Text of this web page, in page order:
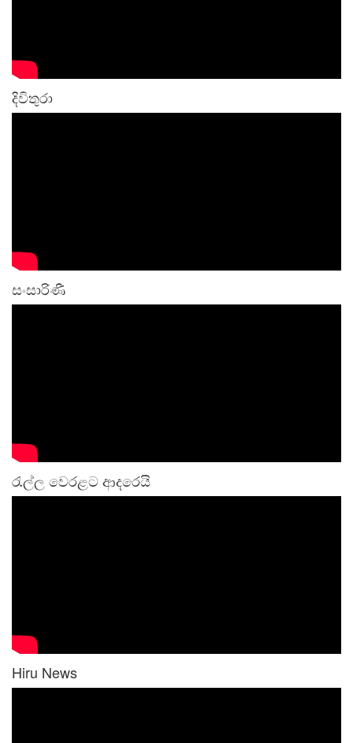
දිවිතුරා
සංසාරිණී
රැල්ල වෙරළට ආදරෙයි
Hiru News